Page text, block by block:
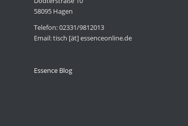
58095 Hagen
Telefon: 02331/9812013
Email: tisch [ät] essenceonline.de
Essence Blog